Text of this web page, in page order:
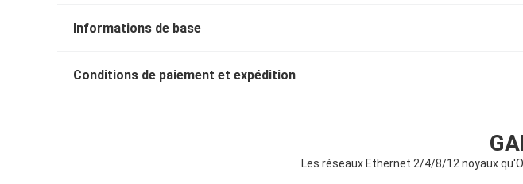
Informations de base
Conditions de paiement et expédition
Les réseaux Ethernet 2/4/8/12 noyaux